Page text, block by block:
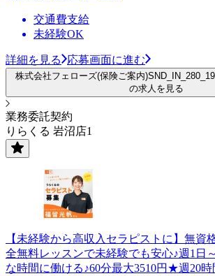
交通費支給
未経験OK
詳細を見る 応募画面に進む
株式会社フェローズ(保険ご案内
の求人を見る
業務委託契約
りらくる 岩沼店1
【未経験から高収入セラピストに】無資
全無料レッスンで未経験でも安心♪週1日
な時間に働ける♪60分最大3510円★週20